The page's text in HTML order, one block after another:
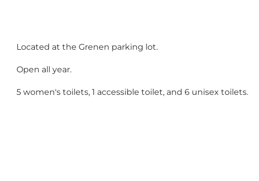
Located at the Grenen parking lot.
Open all year.
5 women's toilets, 1 accessible toilet, and 6 unisex toilets.